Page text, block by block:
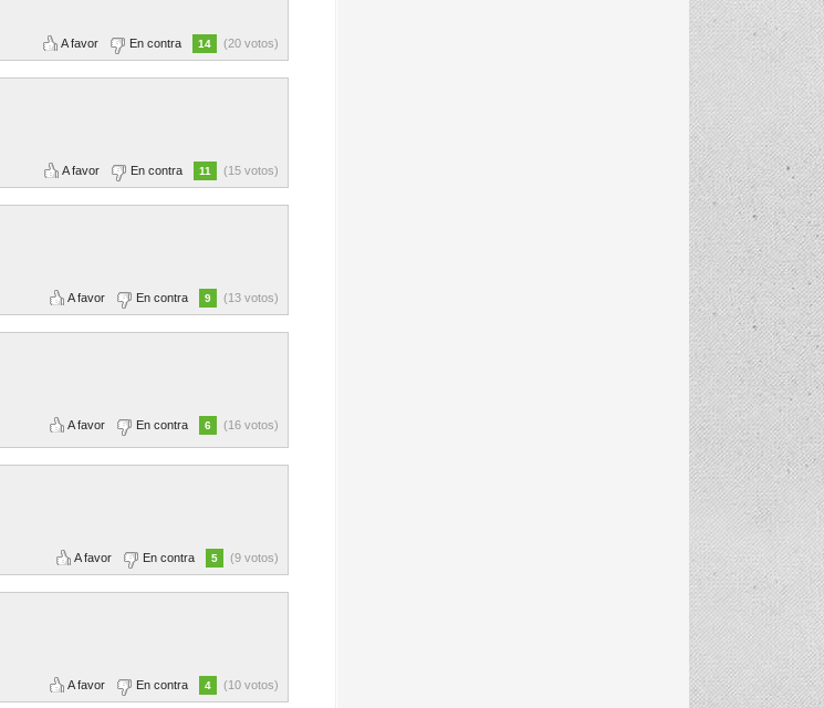
A favor En contra 14 (20 votos)
A favor En contra 11 (15 votos)
A favor En contra 9 (13 votos)
A favor En contra 6 (16 votos)
A favor En contra 5 (9 votos)
A favor En contra 4 (10 votos)